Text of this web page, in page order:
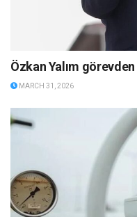
Özkan Yalım görevden
MARCH 31, 2026